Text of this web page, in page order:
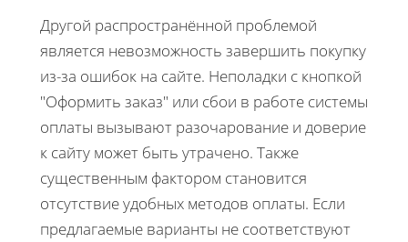
Другой распространённой проблемой
является невозможность завершить покупку
из-за ошибок на сайте. Неполадки с кнопкой
"Оформить заказ" или сбои в работе системы
оплаты вызывают разочарование и доверие
к сайту может быть утрачено. Также
существенным фактором становится
отсутствие удобных методов оплаты. Если
предлагаемые варианты не соответствуют